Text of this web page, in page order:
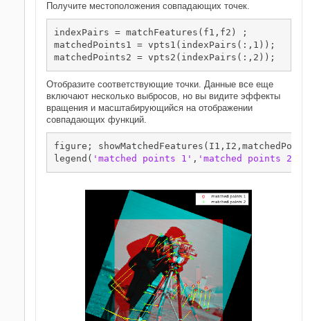
Получите местоположения совпадающих точек.
indexPairs = matchFeatures(f1,f2) ;
matchedPoints1 = vpts1(indexPairs(:,1));
matchedPoints2 = vpts2(indexPairs(:,2));
Отобразите соответствующие точки. Данные все еще
включают несколько выбросов, но вы видите эффекты
вращения и масштабирующийся на отображении
совпадающих функций.
figure;
legend( 'matched points 1' , 'matched points 2'